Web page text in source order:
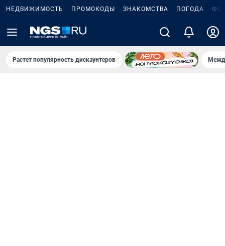
НЕДВИЖИМОСТЬ ПРОМОКОДЫ ЗНАКОМСТВА ПОГОДА
Растет популярность дискаунтеров